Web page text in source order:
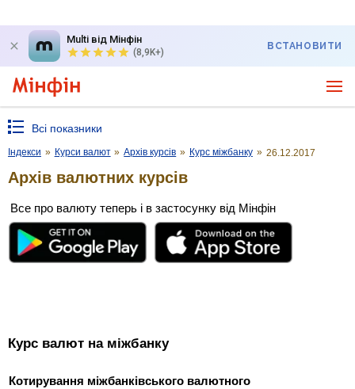
Multi від Мінфін
(8,9K+)
ВСТАНОВИТИ
Всі показники
Індекси » Курси валют » Архів курсів » Курс міжбанку » 26.12.2017
Архів валютних курсів
Все про валюту теперь і в застосунку від Мінфін
Курс валют на міжбанку
Котирування міжбанківського валютного